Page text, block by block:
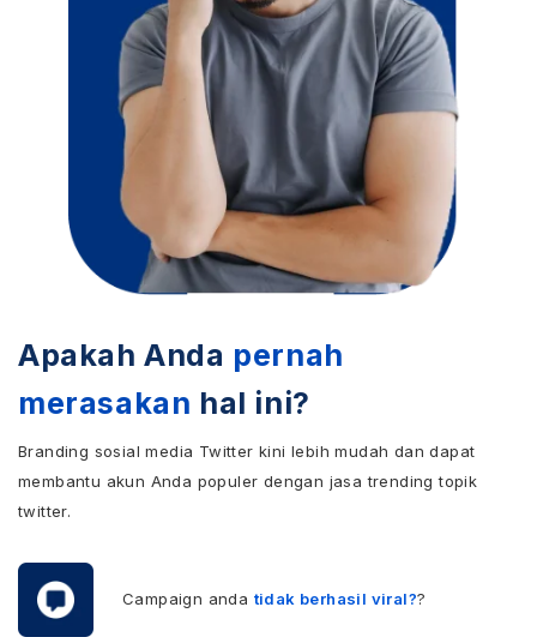
Apakah Anda pernah
merasakan hal ini?
Branding sosial media Twitter kini lebih mudah dan dapat
membantu akun Anda populer dengan jasa trending topik
twitter.
Campaign anda tidak berhasil viral??